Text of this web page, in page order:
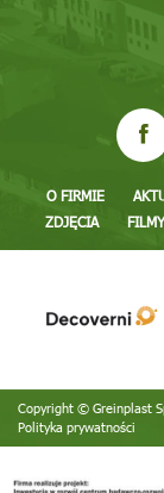
O FIRMIE
ZDJĘCIA
FILMY
Copyright © Greinplast
Polityka prywatności